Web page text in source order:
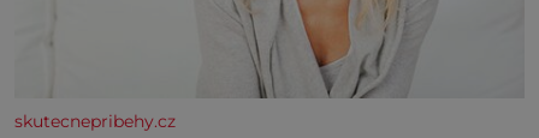
skutecnepribehy.cz